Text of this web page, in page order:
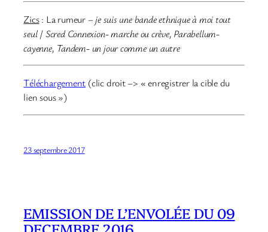
Zics: La rumeur –je suis une bande ethnique à moi tout
seul/Scred Connexion- marche ou crève, Parabellum-
cayenne, Tandem- un jour comme un autre
Téléchargement (clic droit –> « enregistrer la cible du
lien sous »)
23 septembre 2017
EMISSION DE L’ENVOLÉE DU 09